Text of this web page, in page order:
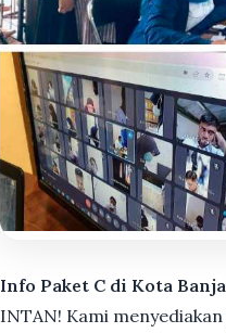
Info Paket C di Kota
INTAN! Kami